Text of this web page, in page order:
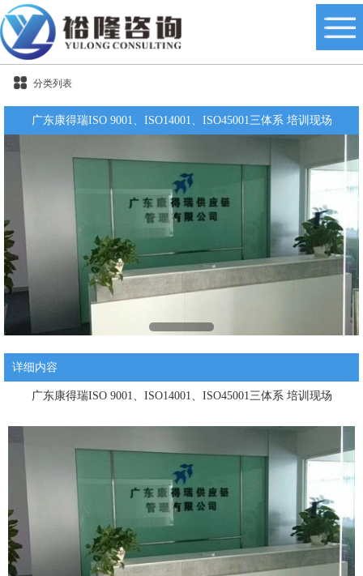
分类列表
广东康得瑞ISO 9001、ISO14001、ISO45001三体系 培训现场
详细内容
广东康得瑞ISO 9001、ISO14001、ISO45001三体系 培训现场